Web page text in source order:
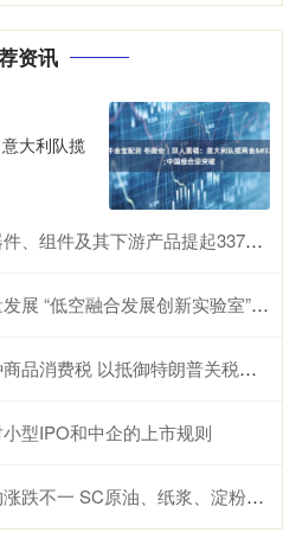
资讯
大利队揽
产品提起337调查申请，多家中企为列名被告
低空融合发展创新实验室”在鄂揭牌
消费税 以抵御特朗普关税冲击
型IPO和中企的上市规则
原油、纸浆、淀粉、原木、棉花涨超1%